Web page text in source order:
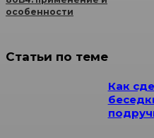
особенности
Статьи по теме
Как